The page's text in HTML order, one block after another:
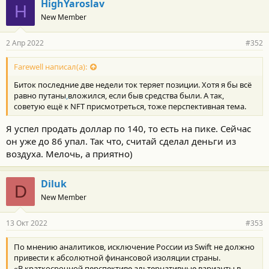
H HighYaroslav
New Member
2 Апр 2022 #352
Farewell написал(а):
Биток последние две недели ток теряет позиции. Хотя я бы всё
равно путаны,вложился, если быв средства были. А так,
советую ещё к NFT присмотреться, тоже перспективная тема.
Я успел продать доллар по 140, то есть на пике. Сейчас
он уже до 86 упал. Так что, считай сделал деньги из
воздуха. Мелочь, а приятно)
D Diluk
New Member
13 Окт 2022 #353
По мнению аналитиков, исключение России из Swift не должно
привести к абсолютной финансовой изоляции страны.